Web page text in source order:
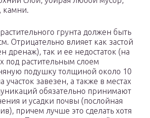
камни.
грунта должен быть
Отрицательно влияет как застой
дренаж), так и ее недостаток (на
под растительным слоем
подушку толщиной около 10
участок завезен, а также в местах
обязательно принимают
и усадки почвы (послойная
причем лучше это сделать хотя